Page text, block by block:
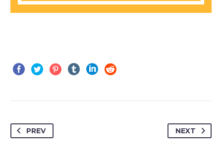
PREV NEXT